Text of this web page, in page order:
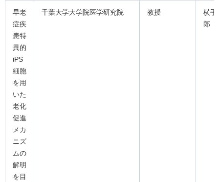
早老
症疾
患特
異的
iPS
細胞
を用
いた
老化
促進
メカ
ニズ
ムの
解明
を目
千葉大学大学院医学研究院 教授
横
郎